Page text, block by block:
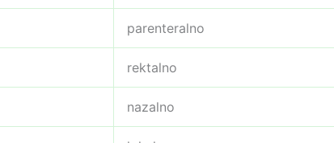
parenteralno
rektalno
nazalno